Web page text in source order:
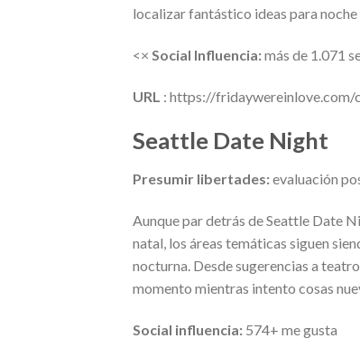
localizar fantástico ideas para noche
<× Social Influencia:más de 1.071
URL : https://
Seattle Date Night
Presumir libertades:evaluación
Aunque par detrás de Seattle Date
natal, los áreas temáticas siguen
nocturna. Desde sugerencias a
momento mientras intento cosas
Social influencia: 574+ me gusta